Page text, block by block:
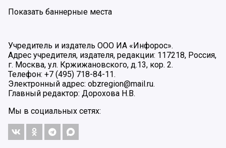
Показать баннерные места
Учредитель и издатель ООО ИА «Инфорос».
Адрес учредителя, издателя, редакции: 117218, Россия,
г. Москва, ул. Кржижановского, д.13, кор. 2.
Телефон: +7 (495) 718-84-11.
Электронный адрес: obzregion@mail.ru.
Главный редактор: Дорохова Н.В.
Мы в социальных сетях: